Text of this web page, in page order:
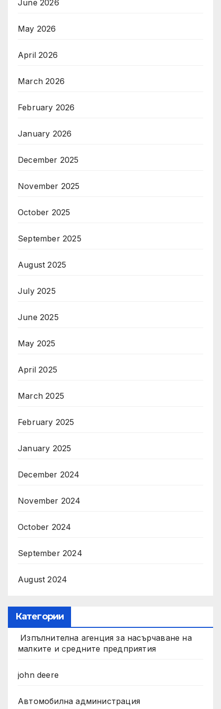
June 2026
May 2026
April 2026
March 2026
February 2026
January 2026
December 2025
November 2025
October 2025
September 2025
August 2025
July 2025
June 2025
May 2025
April 2025
March 2025
February 2025
January 2025
December 2024
November 2024
October 2024
September 2024
August 2024
Категории
Изпълнителна агенция за насърчаване на
малките и средните предприятия
john deere
Автомобилна администрация